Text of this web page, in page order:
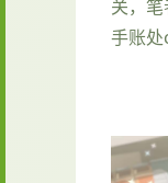
关，
手账处